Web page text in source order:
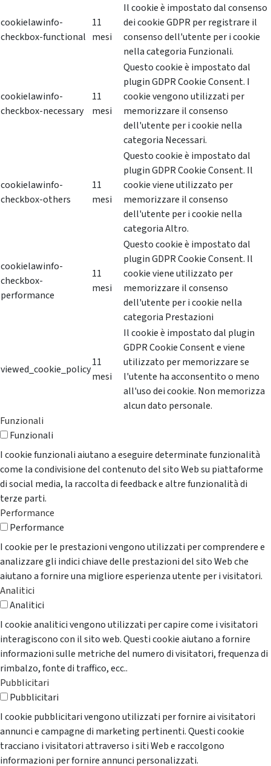
cookielawinfo-
checkbox-functional
11
mesi
Il cookie è impostato dal consenso
dei cookie GDPR per registrare il
consenso dell'utente per i cookie
nella categoria Funzionali.
cookielawinfo-
checkbox-necessary
11
mesi
Questo cookie è impostato dal
plugin GDPR Cookie Consent. I
cookie vengono utilizzati per
memorizzare il consenso
dell'utente per i cookie nella
categoria Necessari.
cookielawinfo-
checkbox-others
11
mesi
Questo cookie è impostato dal
plugin GDPR Cookie Consent. Il
cookie viene utilizzato per
memorizzare il consenso
dell'utente per i cookie nella
categoria Altro.
cookielawinfo-
checkbox-
performance
11
mesi
Questo cookie è impostato dal
plugin GDPR Cookie Consent. Il
cookie viene utilizzato per
memorizzare il consenso
dell'utente per i cookie nella
categoria Prestazioni
viewed_cookie_policy
11
mesi
Il cookie è impostato dal plugin
GDPR Cookie Consent e viene
utilizzato per memorizzare se
l'utente ha acconsentito o meno
all'uso dei cookie. Non memorizza
alcun dato personale.
Funzionali
Funzionali
I cookie funzionali aiutano a eseguire determinate funzionalità
come la condivisione del contenuto del sito Web su piattaforme
di social media, la raccolta di feedback e altre funzionalità di
terze parti.
Performance
Performance
I cookie per le prestazioni vengono utilizzati per comprendere e
analizzare gli indici chiave delle prestazioni del sito Web che
aiutano a fornire una migliore esperienza utente per i visitatori.
Analitici
Analitici
I cookie analitici vengono utilizzati per capire come i visitatori
interagiscono con il sito web. Questi cookie aiutano a fornire
informazioni sulle metriche del numero di visitatori, frequenza di
rimbalzo, fonte di traffico, ecc..
Pubblicitari
Pubblicitari
I cookie pubblicitari vengono utilizzati per fornire ai visitatori
annunci e campagne di marketing pertinenti. Questi cookie
tracciano i visitatori attraverso i siti Web e raccolgono
informazioni per fornire annunci personalizzati.